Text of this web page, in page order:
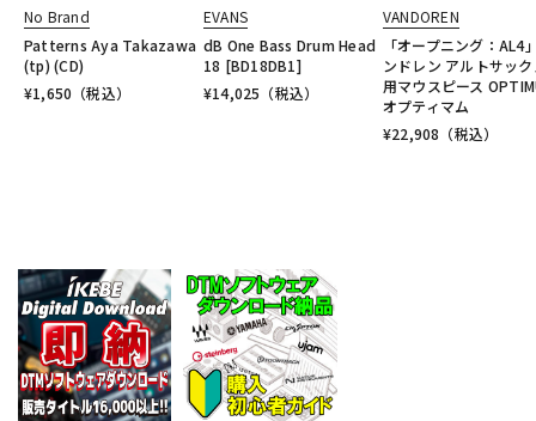
No Brand
Patterns Aya Takazawa
(tp) (CD)
¥1,650 （税込）
EVANS
dB One Bass Drum Head
18 [BD18DB1]
¥14,025 （税込）
VANDOREN
「オープニング：AL4
ンドレン アルトサッ
用マウスピース
オプティマム
¥22,908 （税込）